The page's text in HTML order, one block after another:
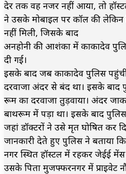
देर तक वह नजर नहीं आया, तो
ने उसके मोबाइल पर कॉल की लेकिन
नहीं मिली, जिसके बाद
अनहोनी की आशंका में काकादेव
दी गई।
इसके बाद जब काकादेव पुलिस
दरवाजा अंदर से बंद था। इसके
रूम का दरवाजा तुड़वाया। अंदर
बाथरूम में पड़ा था। इसके बाद
जहां डॉक्टरों ने उसे मृत घोषित कर
जानकारी देते हुए पुलिस ने बताया
नगर स्थित हॉस्टल में रहकर जेईई मेंस
उसके पिता मुजफ्फरनगर में प्राइवेट